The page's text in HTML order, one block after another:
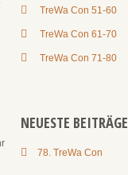
TreWa Con 51-60
TreWa Con 61-70
TreWa Con 71-80
NEUESTE BEITRÄGE
78. TreWa Con